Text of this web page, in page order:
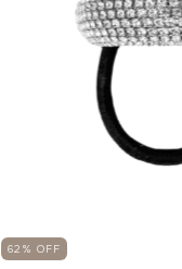
62 %OFF